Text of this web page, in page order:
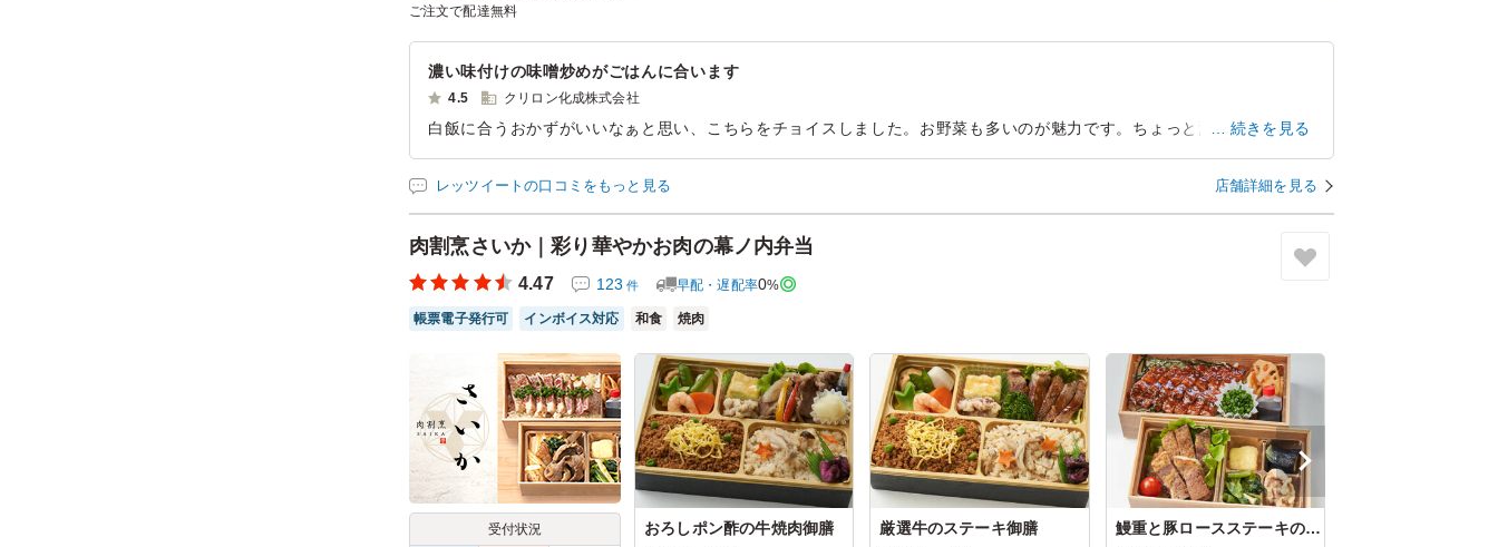
ご注文で配達無料
濃い味付けの味噌炒めがごはんに合います
4.5 クリロン化成株式会社
白飯に合うおかずがいいなぁと思い、こちらをチョイスしました。お野菜も多いのが魅力です。ちょっと濃いかなぁと思
いつつ、他の野菜のお惣菜と一緒に食べるとさっぱりとなります。栄養バランスもよさそう。女子もみな完食していまし
た。またお願いいたします。
ご利用シーン：職場の昼食
参加者の年齢： 30代～40代 男女比：男女混合
続きを見る
レッツイートの口コミをもっと見る 店舗詳細を見る
肉割烹さいか｜彩り華やかお肉の幕ノ内弁当
4.47 123 件 早配・遅配率0%
帳票電子発行可 インボイス対応 和食 焼肉
受付状況 おろしポン酢の牛焼肉御膳 厳選牛のステーキ御膳 鰻重と豚ロースステーキの二段御膳